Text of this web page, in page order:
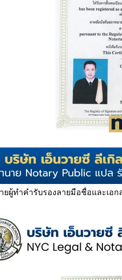
ยผู้ทำคำรับรองลายมือชื่อและเอก